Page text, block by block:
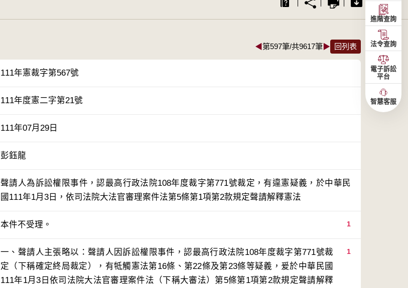
◀第597筆/共9617筆▶ 回列表
111年憲裁字第567號
111年度憲二字第21號
111年07月29日
彭鈺龍
聲請人為訴訟權限事件，認最高行政法院108年度裁字第771號裁定，有違憲疑義，於中華民
國111年1月3日，依司法院大法官審理案件法第5條第1項第2款規定聲請解釋憲法
1
本件不受理。
1
一、聲請人主張略以：聲請人因訴訟權限事件，認最高行政法院108年度裁字第771號裁
定（下稱確定終局裁定），有牴觸憲法第16條、第22條及第23條等疑義，爰於中華民國
111年1月3日依司法院大法官審理案件法（下稱大審法）第5條第1項第2款規定聲請解釋
進階查詢
法令查詢
電子訴訟
平台
智慧客服